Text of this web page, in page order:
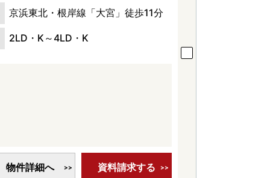
京浜東北・根岸線「大宮」徒歩11分
2LD・K～4LD・K
物件詳細へ 資料請求する